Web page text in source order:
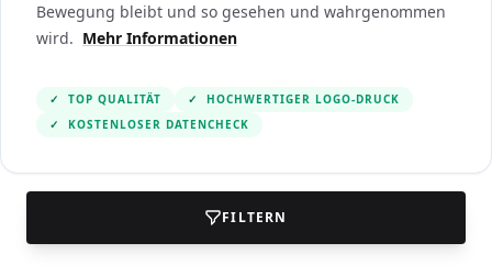
Bewegung bleibt und so gesehen und wahrgenommen
wird. Mehr Informationen
✓ TOP QUALITÄT ✓
HOCHWERTIGER LOGO-DRUCK
✓
KOSTENLOSER DATENCHECK
FILTERN